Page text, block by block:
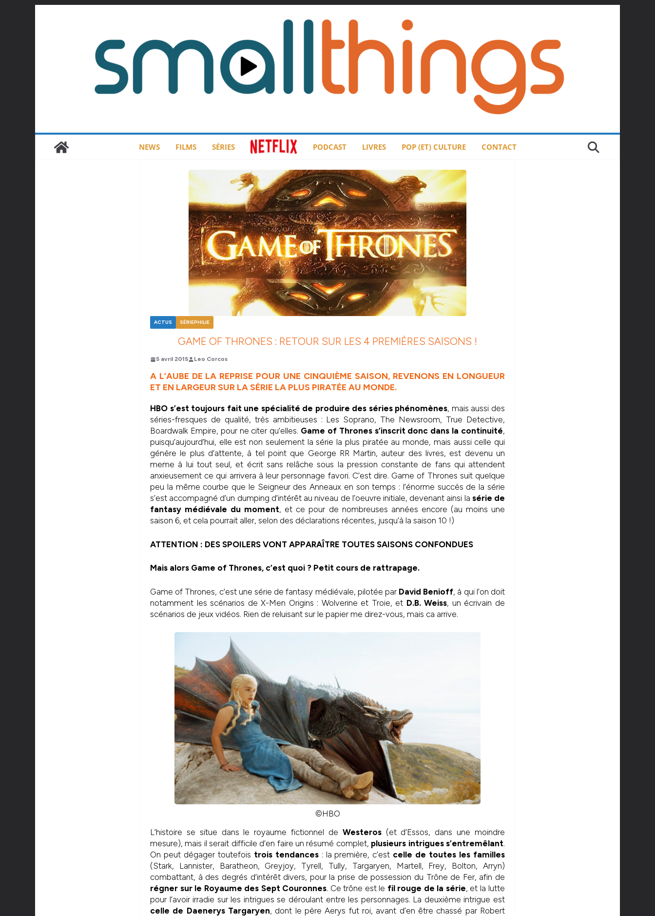
NEWS FILMS SÉRIES PODCAST LIVRES POP (ET) CULTURE CONTACT
ACTUS SÉRIEPHILIE
GAME OF THRONES : RETOUR SUR LES 4 PREMIÈRES SAISONS !
5 avril 2015 Leo Corcos
A L’AUBE DE LA REPRISE POUR UNE CINQUIÈME SAISON, REVENONS EN LONGUEUR
ET EN LARGEUR SUR LA SÉRIE LA PLUS PIRATÉE AU MONDE.
HBO s’est toujours fait une spécialité de produire des séries phénomènes, mais aussi des
séries-fresques de qualité, très ambitieuses : Les Soprano, The Newsroom, True Detective,
Boardwalk Empire, pour ne citer qu’elles. Game of Thrones s’inscrit donc dans la continuité,
puisqu’aujourd’hui, elle est non seulement la série la plus piratée au monde, mais aussi celle qui
génère le plus d’attente, à tel point que George RR Martin, auteur des livres, est devenu un
meme à lui tout seul, et écrit sans relâche sous la pression constante de fans qui attendent
anxieusement ce qui arrivera à leur personnage favori. C’est dire. Game of Thrones suit quelque
peu la même courbe que le Seigneur des Anneaux en son temps : l’énorme succès de la série
s’est accompagné d’un dumping d’intérêt au niveau de l’oeuvre initiale, devenant ainsi la série de
fantasy médiévale du moment, et ce pour de nombreuses années encore (au moins une
saison 6, et cela pourrait aller, selon des déclarations récentes, jusqu’à la saison 10 !)
ATTENTION : DES SPOILERS VONT APPARAÎTRE TOUTES SAISONS CONFONDUES
Mais alors Game of Thrones, c’est quoi ? Petit cours de rattrapage.
Game of Thrones, c’est une série de fantasy médiévale, pilotée par David Benioff, à qui l’on doit
notamment les scénarios de X-Men Origins : Wolverine et Troie, et D.B. Weiss, un écrivain de
scénarios de jeux vidéos. Rien de reluisant sur le papier me direz-vous, mais ca arrive.
©HBO
L’histoire se situe dans le royaume fictionnel de Westeros(et d’Essos, dans une moindre
mesure), mais il serait difficile d’en faire un résumé complet, plusieurs intrigues s’entremêlant.
On peut dégager toutefois trois tendances: la première, c’est celle de toutes les familles
(Stark, Lannister, Baratheon, Greyjoy, Tyrell, Tully, Targaryen, Martell, Frey, Bolton, Arryn)
combattant, à des degrés d’intérêt divers, pour la prise de possession du Trône de Fer, afin de
régner sur le Royaume des Sept Couronnes. Ce trône est le fil rouge de la série, et la lutte
pour l’avoir irradie sur les intrigues se déroulant entre les personnages. La deuxième intrigue est
celle de Daenerys Targaryen, dont le père Aerys fut roi, avant d’en être chassé par Robert